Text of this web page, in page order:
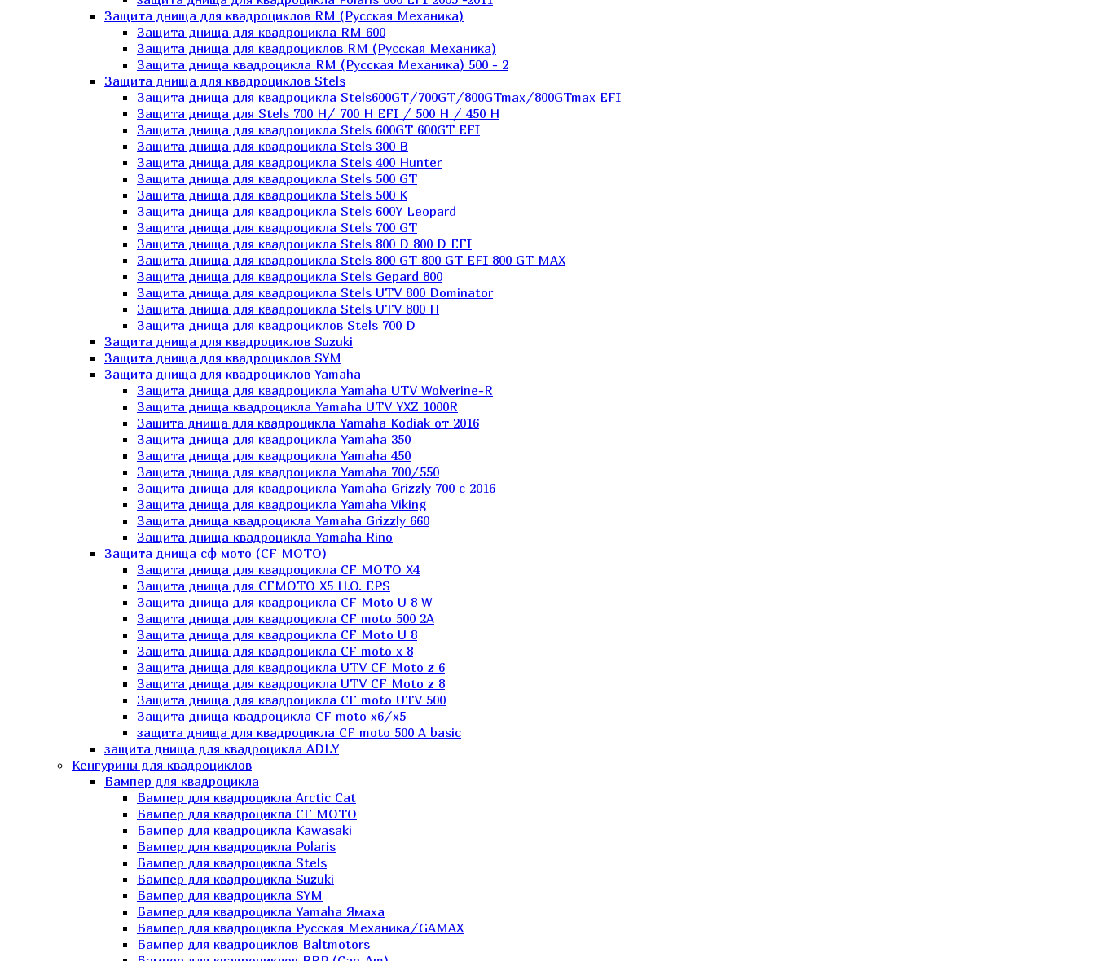
Защита днища для квадроциклов RM (Русская Механика)
Защита днища для квадроцикла RM 600
Защита днища для квадроциклов RM (Русская Механика)
Защита днища квадроцикла RM (Русская Механика) 500 - 2
Защита днища для квадроциклов Stels
Защита днища для квадроцикла Stels600GT/700GT/800GTmax/800GTmax EFI
Защита днища для Stels 700 H/ 700 H EFI / 500 H / 450 H
Защита днища для квадроцикла Stels 600GT 600GT EFI
Защита днища для квадроцикла Stels 300 B
Защита днища для квадроцикла Stels 400 Hunter
Защита днища для квадроцикла Stels 500 GT
Защита днища для квадроцикла Stels 500 K
Защита днища для квадроцикла Stels 600Y Leopard
Защита днища для квадроцикла Stels 700 GT
Защита днища для квадроцикла Stels 800 D 800 D EFI
Защита днища для квадроцикла Stels 800 GT 800 GT EFI 800 GT MAX
Защита днища для квадроцикла Stels Gepard 800
Защита днища для квадроцикла Stels UTV 800 Dominator
Защита днища для квадроцикла Stels UTV 800 H
Защита днища для квадроциклов Stels 700 D
Защита днища для квадроциклов Suzuki
Защита днища для квадроциклов SYM
Защита днища для квадроциклов Yamaha
Защита днища для квадроцикла Yamaha UTV Wolverine-R
Защита днища квадроцикла Yamaha UTV YXZ 1000R
Зашита днища для квадроцикла Yamaha Kodiak от 2016
Защита днища для квадроцикла Yamaha 350
Защита днища для квадроцикла Yamaha 450
Защита днища для квадроцикла Yamaha 700/550
Защита днища для квадроцикла Yamaha Grizzly 700 с 2016
Защита днища для квадроцикла Yamaha Viking
Защита днища квадроцикла Yamaha Grizzly 660
Защита днища квадроцикла Yamaha Rino
Защита днища сф мото (CF MOTO)
Защита днища для квадроцикла CF MOTO X4
Защита днища для CFMOTO X5 H.O. EPS
Защита днища для квадроцикла CF Moto U 8 W
Защита днища для квадроцикла CF moto 500 2A
Защита днища для квадроцикла CF Moto U 8
Защита днища для квадроцикла CF moto x 8
Защита днища для квадроцикла UTV CF Moto z 6
Защита днища для квадроцикла UTV CF Moto z 8
Защита днища для квадроцикла СF moto UTV 500
Защита днища квадроцикла СF moto x6/x5
защита днища для квадроцикла CF moto 500 A basic
защита днища для квадроцикла ADLY
Кенгурины для квадроциклов
Бампер для квадроцикла
Бампер для квадроцикла Arctic Cat
Бампер для квадроцикла CF MOTO
Бампер для квадроцикла Kawasaki
Бампер для квадроцикла Polaris
Бампер для квадроцикла Stels
Бампер для квадроцикла Suzuki
Бампер для квадроцикла SYM
Бампер для квадроцикла Yamaha Ямаха
Бампер для квадроцикла Русская Механика/GAMAX
Бампер для квадроциклов Baltmotors